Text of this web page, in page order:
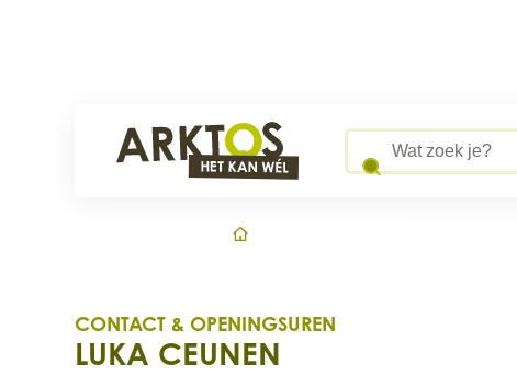
Arktos Wat zoek je?
CONTACT & OPENINGSUREN
LUKA CEUNEN